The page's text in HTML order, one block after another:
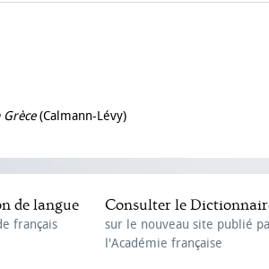
(Calmann-Lévy)
de langue
français
Consulter le
sur le nouveau site publié
l'Académie française